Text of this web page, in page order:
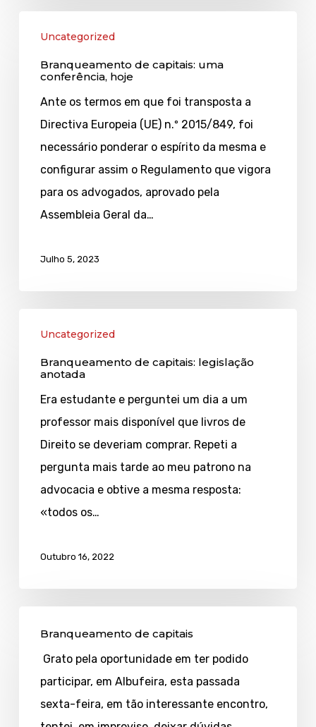
capitais:
Uncategorized
Branqueamento de capitais: uma
conferência, hoje
Ante os termos em que foi transposta a
Directiva Europeia (UE) n.º 2015/849, foi
necessário ponderar o espírito da mesma e
configurar assim o Regulamento que vigora
para os advogados, aprovado pela
Assembleia Geral da…
Julho 5, 2023
capitais:
Uncategorized
Branqueamento de capitais: legislação
anotada
Era estudante e perguntei um dia a um
professor mais disponível que livros de
Direito se deveriam comprar. Repeti a
pergunta mais tarde ao meu patrono na
advocacia e obtive a mesma resposta:
«todos os…
Outubro 16, 2022
capitais
Branqueamento de capitais
Grato pela oportunidade em ter podido
participar, em Albufeira, esta passada
sexta-feira, em tão interessante encontro,